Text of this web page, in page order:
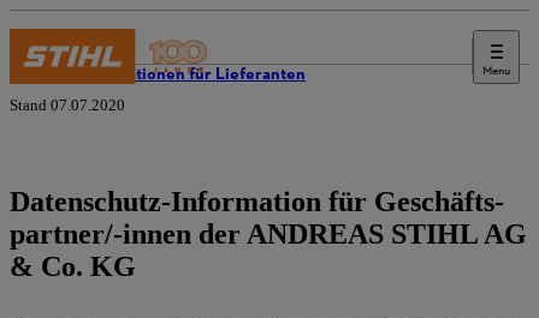
Menu
Informationen für Lieferanten
Stand 07.07.2020
Datenschutz-Information für Geschäfts-
partner/-innen der ANDREAS STIHL AG
& Co. KG